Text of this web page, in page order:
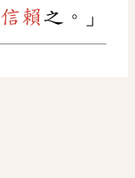
信賴 之。」